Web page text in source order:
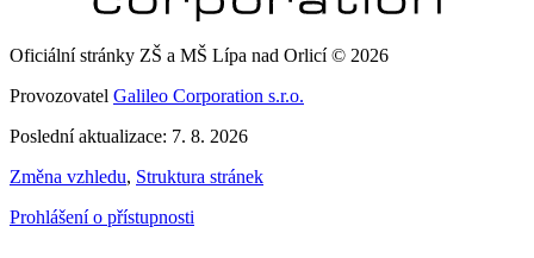
Oficiální stránky ZŠ a MŠ Lípa nad Orlicí © 2026
Provozovatel Galileo Corporation s.r.o.
Poslední aktualizace: 7. 8. 2026
Změna vzhledu, Struktura stránek
Prohlášení o přístupnosti